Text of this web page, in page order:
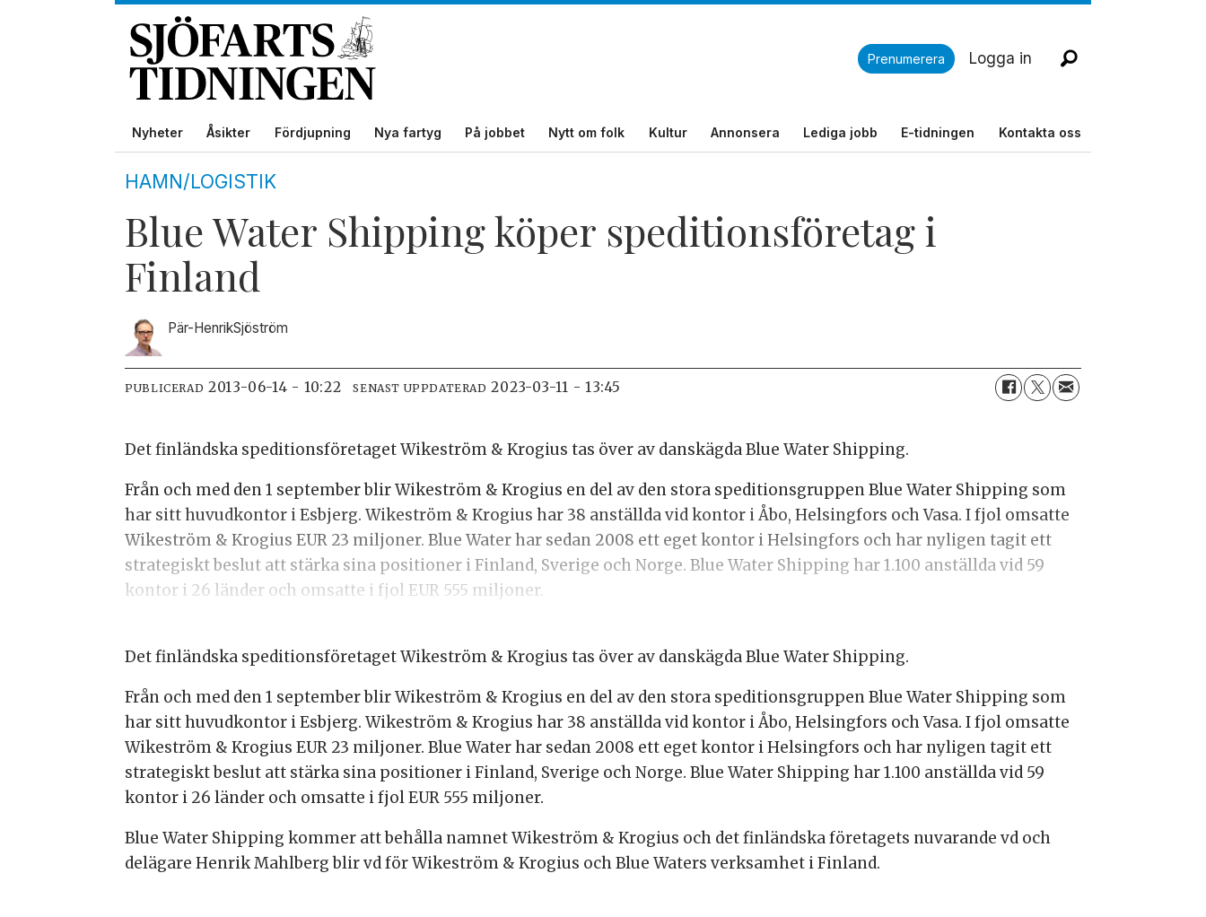
Prenumerera Logga in
Nyheter Åsikter Fördjupning Nya fartyg På jobbet Nytt om folk Kultur Annonsera Lediga jobb E-tidningen Kontakta oss
HAMN/LOGISTIK
Blue Water Shipping köper speditionsföretag i
Finland
Pär-HenrikSjöström
PUBLICERAD 2013-06-14 - 10:22 SENAST UPPDATERAD 2023-03-11 - 13:45
Det finländska speditionsföretaget Wikeström & Krogius tas över av danskägda Blue Water Shipping.
Från och med den 1 september blir Wikeström & Krogius en del av den stora speditionsgruppen Blue Water Shipping som
har sitt huvudkontor i Esbjerg. Wikeström & Krogius har 38 anställda vid kontor i Åbo, Helsingfors och Vasa. I fjol omsatte
Wikeström & Krogius EUR 23 miljoner. Blue Water har sedan 2008 ett eget kontor i Helsingfors och har nyligen tagit ett
strategiskt beslut att stärka sina positioner i Finland, Sverige och Norge. Blue Water Shipping har 1.100 anställda vid 59
kontor i 26 länder och omsatte i fjol EUR 555 miljoner.
Det finländska speditionsföretaget Wikeström & Krogius tas över av danskägda Blue Water Shipping.
Från och med den 1 september blir Wikeström & Krogius en del av den stora speditionsgruppen Blue Water Shipping som
har sitt huvudkontor i Esbjerg. Wikeström & Krogius har 38 anställda vid kontor i Åbo, Helsingfors och Vasa. I fjol omsatte
Wikeström & Krogius EUR 23 miljoner. Blue Water har sedan 2008 ett eget kontor i Helsingfors och har nyligen tagit ett
strategiskt beslut att stärka sina positioner i Finland, Sverige och Norge. Blue Water Shipping har 1.100 anställda vid 59
kontor i 26 länder och omsatte i fjol EUR 555 miljoner.
Blue Water Shipping kommer att behålla namnet Wikeström & Krogius och det finländska företagets nuvarande vd och
delägare Henrik Mahlberg blir vd för Wikeström & Krogius och Blue Waters verksamhet i Finland.